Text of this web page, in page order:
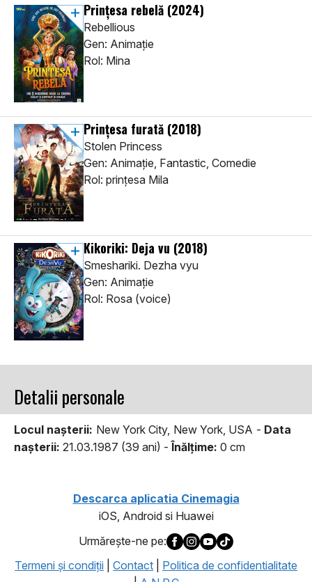
Prințesa rebelă (2024)
Rebellious
Gen: Animaţie
Rol: Mina
Prințesa furată (2018)
Stolen Princess
Gen: Animaţie, Fantastic, Comedie
Rol: prințesa Mila
Kikoriki: Deja vu (2018)
Smeshariki. Dezha vyu
Gen: Animaţie
Rol: Rosa (voice)
Detalii personale
Locul naşterii: New York City, New York, USA - Data
naşterii: 21.03.1987 (39 ani) - Înălţime: 0 cm
Descarca aplicatia Cinemagia
iOS, Android si Huawei
Urmăreşte-ne pe:
Termeni şi condiţii
Contact
Politica de confidentialitate